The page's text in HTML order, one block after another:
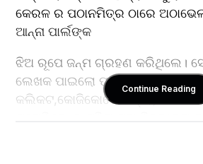
କେରଳ ର ପଠାନମିତ୍ର ଠାରେ
ଆନ୍ନା ପାର୍ଲଙ୍କ
ଝିଅ ରୂପେ ଜନ୍ମ ଗ୍ରହଣ କରିଥିଲେ।
ଲେଖକ ପାଇଲୋ ପାଲଙ୍କ ନାତୁଣୀ
କଲିକଟ,କୋଜିକୋଡେ ଜିଲ୍ଲା,କେରଳ
କାଲିକଟ୍ର  ମାଲାବାର ଖ୍ରୀଷ୍ଟିଆନ
Continue Reading